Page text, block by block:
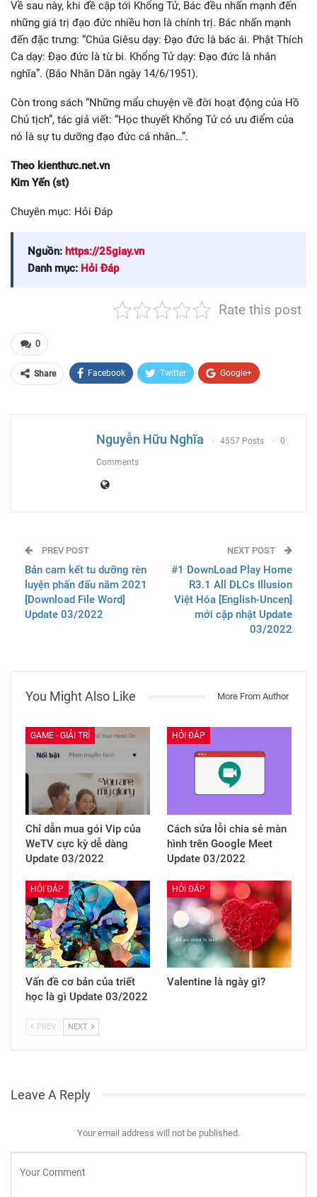
Về sau này, khi đề cập tới Khổng Tử, Bác đều nhấn mạnh đến
những giá trị đạo đức nhiều hơn là chính trị. Bác nhấn mạnh
đến đặc trưng: “Chúa Giêsu dạy: Đạo đức là bác ái. Phật Thích
Ca dạy: Đạo đức là từ bi. Khổng Tử dạy: Đạo đức là nhân
nghĩa”. (Báo Nhân Dân ngày 14/6/1951).
Còn trong sách “Những mẩu chuyện về đời hoạt động của Hồ
Chủ tịch”, tác giả viết: “Học thuyết Khổng Tử có ưu điểm của
nó là sự tu dưỡng đạo đức cá nhân…”.
Theo kienthưc.net.vn
Kim Yến (st)
Chuyên mục: Hỏi Đáp
Nguồn: https://25giay.vn
Danh mục: Hỏi Đáp
Rate this post
0
Share Facebook Twitter Google+
Nguyễn Hữu Nghĩa 4557 Posts 0
Comments
PREV POST
Bản cam kết tu dưỡng rèn
luyện phấn đấu năm 2021
[Download File Word]
Update 03/2022
NEXT POST
#1 DownLoad Play Home
R3.1 All DLCs Illusion
Việt Hóa [English-Uncen]
mới cập nhật Update
03/2022
You Might Also Like More From Author
GAME - GIẢI TRÍ
Chỉ dẫn mua gói Vip của
WeTV cực kỳ dễ dàng
Update 03/2022
HỎI ĐÁP
Cách sửa lỗi chia sẻ màn
hình trên Google Meet
Update 03/2022
HỎI ĐÁP
Vấn đề cơ bản của triết
học là gì Update 03/2022
HỎI ĐÁP
Valentine là ngày gì?
PREV NEXT
Leave A Reply
Your email address will not be published.